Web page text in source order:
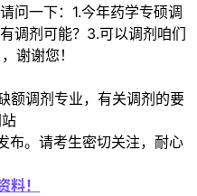
问一下：1.今年药学专硕调
调剂可能？3.可以调剂咱们
谢谢您！
额调剂专业，有关调剂的要
布。请考生密切关注，耐心
！